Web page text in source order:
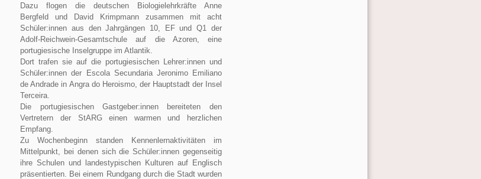
Dazu flogen die deutschen Biologielehrkräfte Anne
Bergfeld und David Krimpmann zusammen mit acht
Schüler:innen aus den Jahrgängen 10, EF und Q1 der
Adolf-Reichwein-Gesamtschule auf die Azoren, eine
portugiesische Inselgruppe im Atlantik.
Dort trafen sie auf die portugiesischen Lehrer:innen und
Schüler:innen der Escola Secundaria Jeronimo Emiliano
de Andrade in Angra do Heroismo, der Hauptstadt der Insel
Terceira.
Die portugiesischen Gastgeber:innen bereiteten den
Vertretern der StARG einen warmen und herzlichen
Empfang.
Zu Wochenbeginn standen Kennenlernaktivitäten im
Mittelpunkt, bei denen sich die Schüler:innen gegenseitig
ihre Schulen und landestypischen Kulturen auf Englisch
präsentierten. Bei einem Rundgang durch die Stadt wurden